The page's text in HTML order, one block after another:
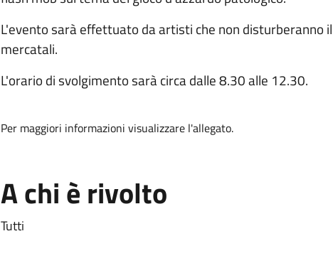
L'evento sarà effettuato da artisti che non disturberanno
mercatali.
L'orario di svolgimento sarà circa dalle 8.30 alle 12.30.
Per maggiori informazioni visualizzare l'allegato.
A chi è rivolto
Tutti